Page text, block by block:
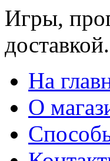
Игры,
доставкой.
На
О